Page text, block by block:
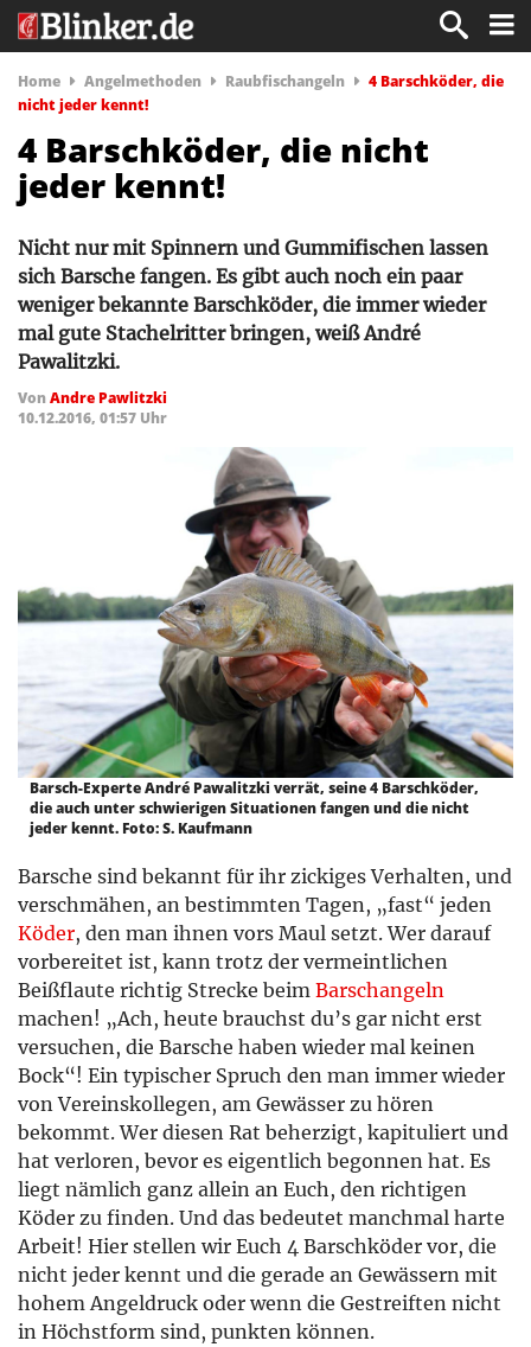
Home Angelmethoden Raubfischangeln
4 Barschköder, die
nicht jeder kennt!
4 Barschköder, die nicht
jeder kennt!
Nicht nur mit Spinnern und Gummifischen lassen
sich Barsche fangen. Es gibt auch noch ein paar
weniger bekannte Barschköder, die immer wieder
mal gute Stachelritter bringen, weiß André
Pawalitzki.
VonAndre Pawlitzki
10.12.2016, 01:57 Uhr
Barsch-Experte André Pawalitzki verrät, seine 4 Barschköder,
die auch unter schwierigen Situationen fangen und die nicht
jeder kennt. Foto: S. Kaufmann
Barsche sind bekannt für ihr zickiges Verhalten, und
verschmähen, an bestimmten Tagen, „fast“ jeden
Köder, den man ihnen vors Maul setzt. Wer darauf
vorbereitet ist, kann trotz der vermeintlichen
Beißflaute richtig Strecke beim Barschangeln
machen! „Ach, heute brauchst du’s gar nicht erst
versuchen, die Barsche haben wieder mal keinen
Bock“! Ein typischer Spruch den man immer wieder
von Vereinskollegen, am Gewässer zu hören
bekommt. Wer diesen Rat beherzigt, kapituliert und
hat verloren, bevor es eigentlich begonnen hat. Es
liegt nämlich ganz allein an Euch, den richtigen
Köder zu finden. Und das bedeutet manchmal harte
Arbeit! Hier stellen wir Euch 4 Barschköder vor, die
nicht jeder kennt und die gerade an Gewässern mit
hohem Angeldruck oder wenn die Gestreiften nicht
in Höchstform sind, punkten können.